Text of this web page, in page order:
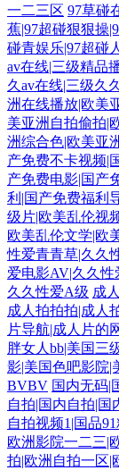
一二三区 97草碰
蕉|97超碰狠狠操
碰青娱乐|97超碰
av在线|三级精品
久av在线|三级久
洲在线播放|欧美
美亚洲自拍偷拍|
洲综合色|欧美亚
产免费不卡视频|
产免费电影|国产
利|国产免费福利
级片|欧美乱伦视
欧美乱伦文学|欧
性爱青青草|久久
爱电影AV|久久性
久久性爱A级 成
成人拍拍拍|成人
片导航|成人片的
胖女人bb|美国三
影|美国色吧影院|
BVBV 国内无码|
自拍|国内自拍|国
自拍视频1|国品
欧洲影院一二三|
拍|欧洲自拍一区|